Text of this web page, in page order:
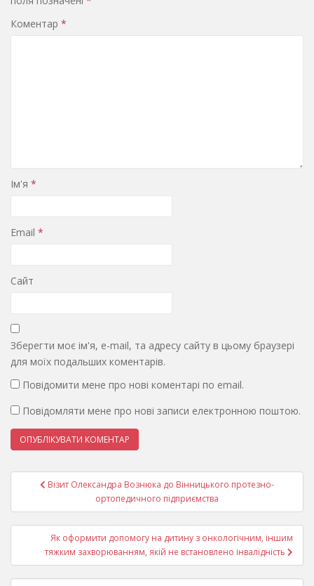
Коментар *
Ім'я *
Email *
Сайт
Зберегти моє ім'я, e-mail, та адресу сайту в цьому браузері
для моїх подальших коментарів.
Повідомити мене про нові коментарі по email.
Повідомляти мене про нові записи електронною поштою.
Навігація
Візит Олександра Вознюка до Вінницького протезно-
ортопедичного підприємства
Як оформити допомогу на дитину з онкологічним, іншим
тяжким захворюванням, якій не встановлено інвалідність